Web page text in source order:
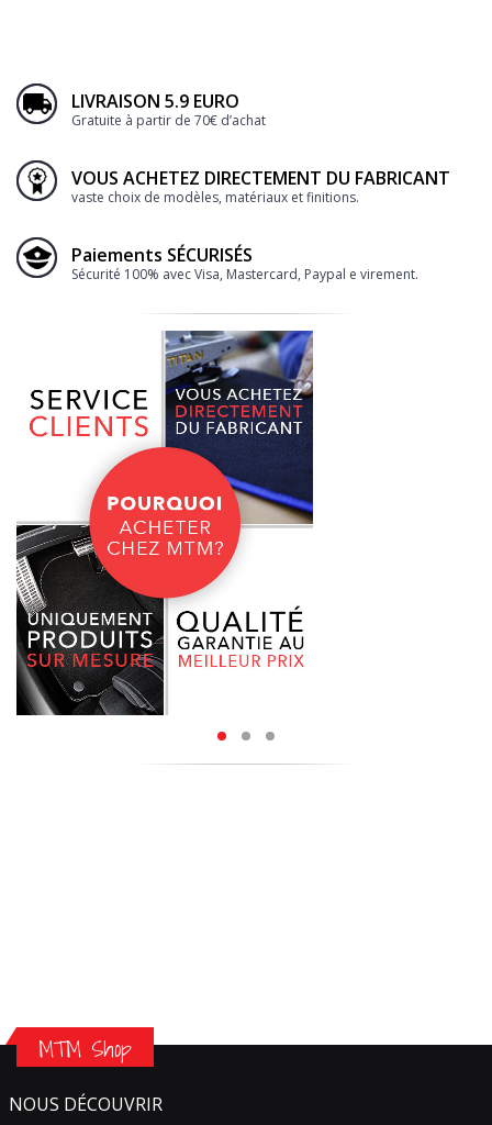
LIVRAISON 5.9 EURO
Gratuite à partir de 70€ d’achat
VOUS ACHETEZ DIRECTEMENT DU FABRICANT
vaste choix de modèles, matériaux et finitions.
Paiements SÉCURISÉS
Sécurité 100% avec Visa, Mastercard, Paypal e virement.
MTM Shop
NOUS DÉCOUVRIR